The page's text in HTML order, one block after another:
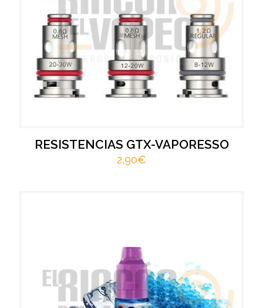
RESISTENCIAS GTX-VAPORESSO
2,90€